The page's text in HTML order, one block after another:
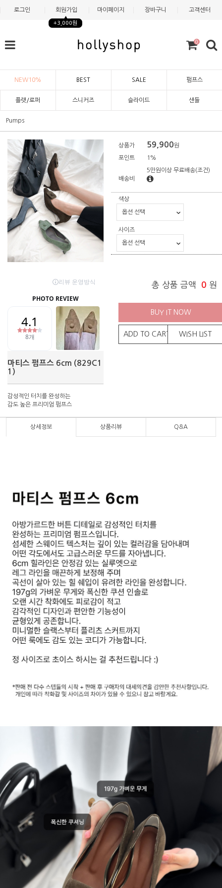
로그인 회원가입
+3,000원
마이페이지 장바구니 고객센터
0
NEW10% BEST SALE 펌프스
플랫/로퍼 스니커즈 슬라이드 샌들
Pumps
마티스 펌프스 6cm (829C1
1)
감성적인 터치를 완성하는
감도 높은 프리미엄 펌프스
상품가 59,900원
포인트 1%
배송비
5만원이상 무료배송(조건)
색상
사이즈
총 상품 금액 0 원
BUY IT NOW
ADD TO CART WISH LIST
상세정보 상품리뷰 Q&A